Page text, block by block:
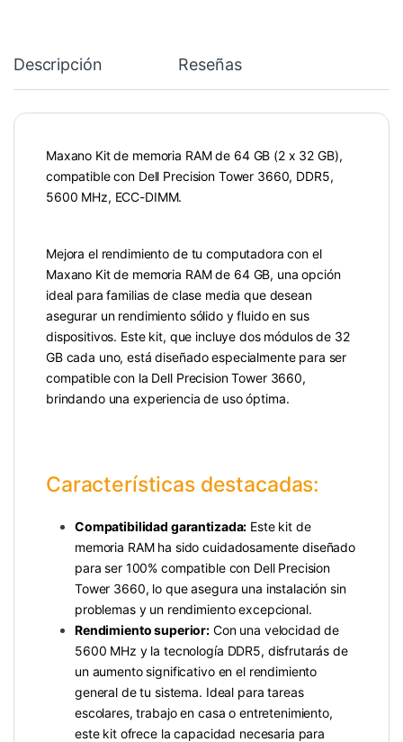
Descripción Reseñas
Maxano Kit de memoria RAM de 64 GB (2 x 32 GB),
compatible con Dell Precision Tower 3660, DDR5,
5600 MHz, ECC-DIMM.
Mejora el rendimiento de tu computadora con el
Maxano Kit de memoria RAM de 64 GB, una opción
ideal para familias de clase media que desean
asegurar un rendimiento sólido y fluido en sus
dispositivos. Este kit, que incluye dos módulos de 32
GB cada uno, está diseñado especialmente para ser
compatible con la Dell Precision Tower 3660,
brindando una experiencia de uso óptima.
Características destacadas:
Compatibilidad garantizada: Este kit de
memoria RAM ha sido cuidadosamente diseñado
para ser 100% compatible con Dell Precision
Tower 3660, lo que asegura una instalación sin
problemas y un rendimiento excepcional.
Rendimiento superior: Con una velocidad de
5600 MHz y la tecnología DDR5, disfrutarás de
un aumento significativo en el rendimiento
general de tu sistema. Ideal para tareas
escolares, trabajo en casa o entretenimiento,
este kit ofrece la capacidad necesaria para